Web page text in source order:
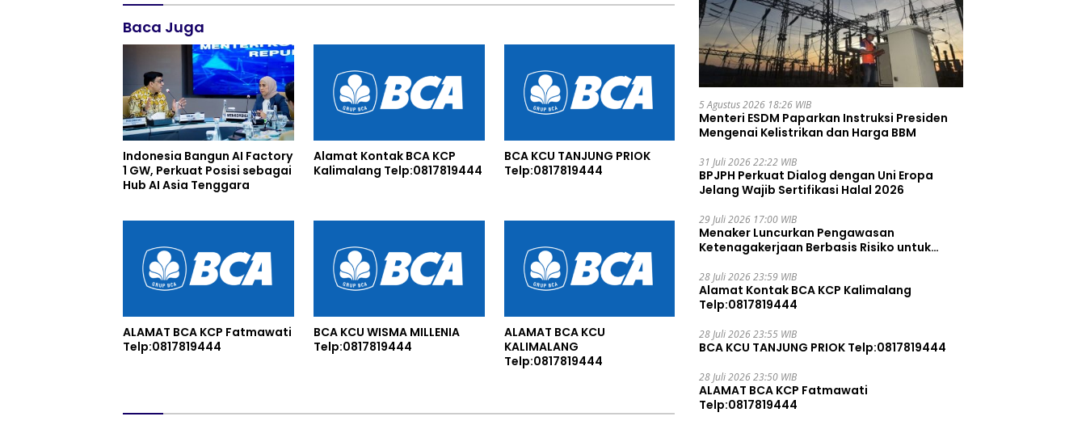
Baca Juga
Indonesia Bangun AI Factory
1 GW, Perkuat Posisi sebagai
Hub AI Asia Tenggara
Alamat Kontak BCA KCP
Kalimalang Telp:0817819444
BCA KCU TANJUNG PRIOK
Telp:0817819444
ALAMAT BCA KCP Fatmawati
Telp:0817819444
BCA KCU WISMA MILLENIA
Telp:0817819444
ALAMAT BCA KCU
KALIMALANG
Telp:0817819444
5 Agustus 2026 18:26 WIB
Menteri ESDM Paparkan Instruksi Presiden
Mengenai Kelistrikan dan Harga BBM
31 Juli 2026 22:22 WIB
BPJPH Perkuat Dialog dengan Uni Eropa
Jelang Wajib Sertifikasi Halal 2026
29 Juli 2026 17:00 WIB
Menaker Luncurkan Pengawasan
Ketenagakerjaan Berbasis Risiko untuk
28 Juli 2026 23:59 WIB
Alamat Kontak BCA KCP Kalimalang
Telp:0817819444
28 Juli 2026 23:55 WIB
BCA KCU TANJUNG PRIOK Telp:0817819444
28 Juli 2026 23:50 WIB
ALAMAT BCA KCP Fatmawati
Telp:0817819444